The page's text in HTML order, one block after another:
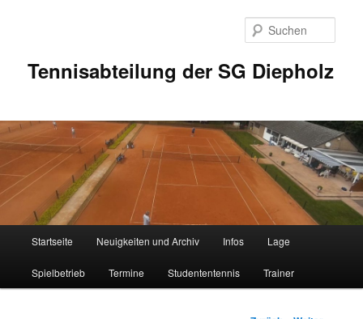
Tennisabteilung der SG Diepholz
Startseite Neuigkeiten und Archiv Infos Lage
Spielbetrieb Termine Studententennis Trainer